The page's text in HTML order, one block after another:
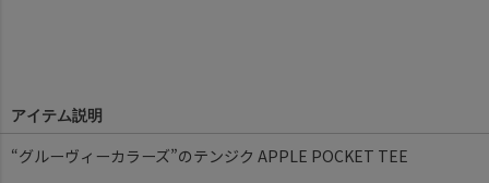
アイテム説明
“グルーヴィーカラーズ”のテンジク APPLE POCKET TEE